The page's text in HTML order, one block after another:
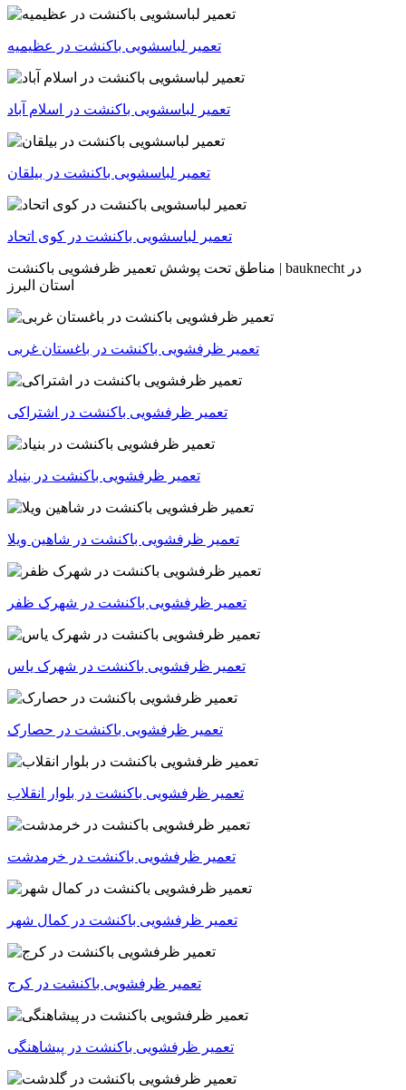
تعمیر لباسشویی باکنشت در عظیمیه
تعمیر لباسشویی باکنشت در اسلام آباد
تعمیر لباسشویی باکنشت در بیلقان
تعمیر لباسشویی باکنشت در کوی اتحاد
مناطق تحت پوشش تعمیر ظرفشویی باکنشت | bauknecht
استان البرز
تعمیر ظرفشویی باکنشت در باغستان غربی
تعمیر ظرفشویی باکنشت در اشتراکی
تعمیر ظرفشویی باکنشت در بنیاد
تعمیر ظرفشویی باکنشت در شاهین ویلا
تعمیر ظرفشویی باکنشت در شهرک ظفر
تعمیر ظرفشویی باکنشت در شهرک یاس
تعمیر ظرفشویی باکنشت در حصارک
تعمیر ظرفشویی باکنشت در بلوار انقلاب
تعمیر ظرفشویی باکنشت در خرمدشت
تعمیر ظرفشویی باکنشت در کمال شهر
تعمیر ظرفشویی باکنشت در کرج
تعمیر ظرفشویی باکنشت در پیشاهنگی